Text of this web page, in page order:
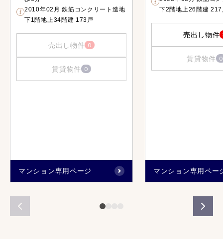
2010年02月 鉄筋コンクリート造地
下1階地上34階建 173戸
売出し物件 0
賃貸物件 0
マンション専用ページ
下2階地上26階建 217
売出し物件
賃貸物件 0
マンション専用ペー